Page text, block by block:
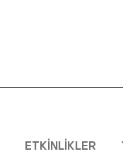
ETKINLIKLER